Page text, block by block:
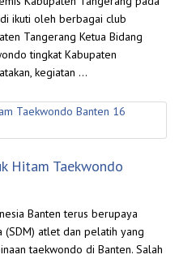
ikuti oleh berbagai club
Tangerang Ketua Bidang
tingkat Kabupaten
kegiatan …
Hitam Taekwondo
Banten terus berupaya
(SDM) atlet dan pelatih yang
taekwondo di Banten. Salah